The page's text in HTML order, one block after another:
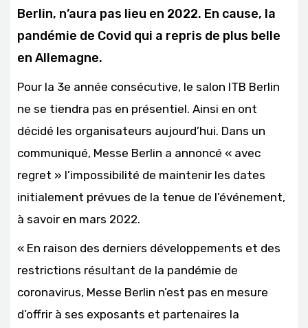
Berlin, n’aura pas lieu en 2022. En cause, la
pandémie de Covid qui a repris de plus belle
en Allemagne.
Pour la 3e année consécutive, le salon ITB Berlin
ne se tiendra pas en présentiel. Ainsi en ont
décidé les organisateurs aujourd’hui. Dans un
communiqué, Messe Berlin a annoncé « avec
regret » l’impossibilité de maintenir les dates
initialement prévues de la tenue de l’événement,
à savoir en mars 2022.
« En raison des derniers développements et des
restrictions résultant de la pandémie de
coronavirus, Messe Berlin n’est pas en mesure
d’offrir à ses exposants et partenaires la